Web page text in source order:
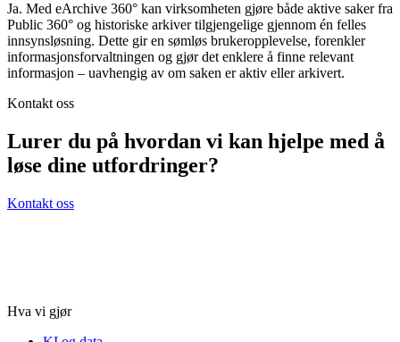
Ja. Med eArchive 360° kan virksomheten gjøre både aktive saker fra
Public 360° og historiske arkiver tilgjengelige gjennom én felles
innsynsløsning. Dette gir en sømløs brukeropplevelse, forenkler
informasjonsforvaltningen og gjør det enklere å finne relevant
informasjon – uavhengig av om saken er aktiv eller arkivert.
Kontakt oss
Lurer du på hvordan vi kan hjelpe med å
løse dine utfordringer?
Kontakt oss
Hva vi gjør